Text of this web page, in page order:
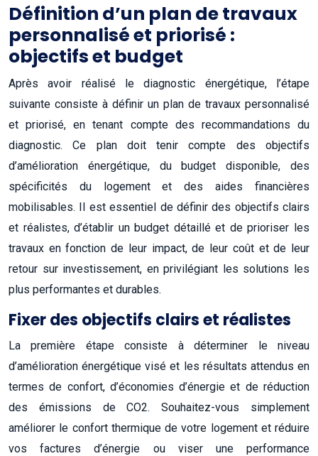
Définition d’un plan de travaux
personnalisé et priorisé :
objectifs et budget
Après avoir réalisé le diagnostic énergétique, l’étape
suivante consiste à définir un plan de travaux personnalisé
et priorisé, en tenant compte des recommandations du
diagnostic. Ce plan doit tenir compte des objectifs
d’amélioration énergétique, du budget disponible, des
spécificités du logement et des aides financières
mobilisables. Il est essentiel de définir des objectifs clairs
et réalistes, d’établir un budget détaillé et de prioriser les
travaux en fonction de leur impact, de leur coût et de leur
retour sur investissement, en privilégiant les solutions les
plus performantes et durables.
Fixer des objectifs clairs et réalistes
La première étape consiste à déterminer le niveau
d’amélioration énergétique visé et les résultats attendus en
termes de confort, d’économies d’énergie et de réduction
des émissions de CO2. Souhaitez-vous simplement
améliorer le confort thermique de votre logement et réduire
vos factures d’énergie ou viser une performance